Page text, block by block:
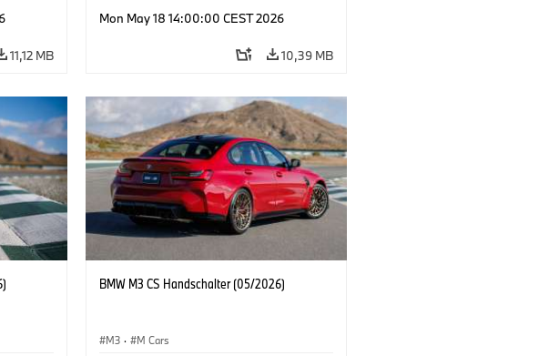
11,12 MB
Mon May 18 14:00:00 CEST 2026
10,39 MB
BMW M3 CS Handschalter (05/2026)
M3 · M Cars